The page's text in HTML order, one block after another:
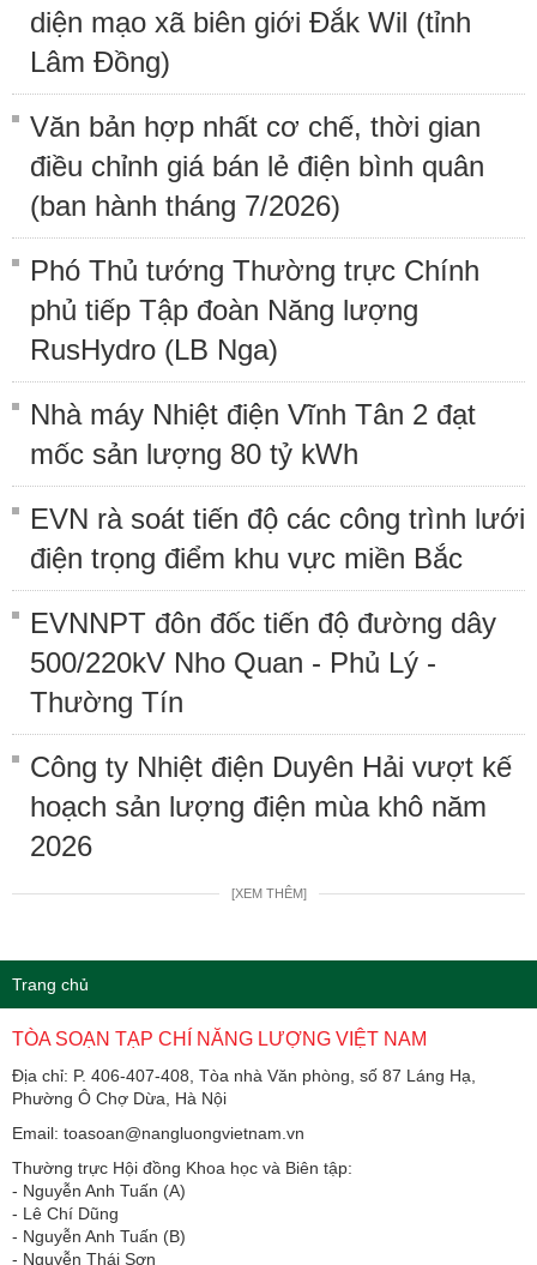
diện mạo xã biên giới Đắk Wil (tỉnh
Lâm Đồng)
Văn bản hợp nhất cơ chế, thời gian
điều chỉnh giá bán lẻ điện bình quân
(ban hành tháng 7/2026)
Phó Thủ tướng Thường trực Chính
phủ tiếp Tập đoàn Năng lượng
RusHydro (LB Nga)
Nhà máy Nhiệt điện Vĩnh Tân 2 đạt
mốc sản lượng 80 tỷ kWh
EVN rà soát tiến độ các công trình lưới
điện trọng điểm khu vực miền Bắc
EVNNPT đôn đốc tiến độ đường dây
500/220kV Nho Quan - Phủ Lý -
Thường Tín
Công ty Nhiệt điện Duyên Hải vượt kế
hoạch sản lượng điện mùa khô năm
2026
[XEM THÊM]
Trang chủ
TÒA SOẠN TẠP CHÍ NĂNG LƯỢNG VIỆT NAM
Địa chỉ: P. 406-407-408, Tòa nhà Văn phòng, số 87 Láng Hạ,
Phường Ô Chợ Dừa, Hà Nội
Email: toasoan@nangluongvietnam.vn
Thường trực Hội đồng Khoa học và Biên tập:
​​​​​​- Nguyễn Anh Tuấn (A)
- Lê Chí Dũng
- Nguyễn Anh Tuấn (B)
- Nguyễn Thái Sơn